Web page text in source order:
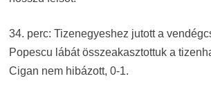
34. perc: Tizenegyeshez jutott a
Popescu lábát összeakasztottuk a
Cigan nem hibázott, 0-1.